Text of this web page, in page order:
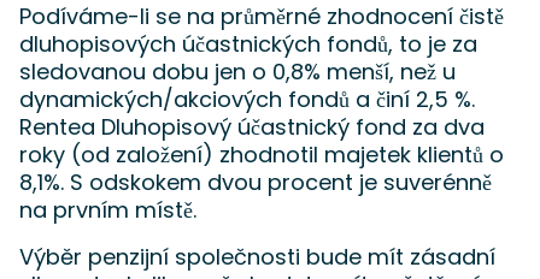
Podíváme-li se na průměrné zhodnocení čistě
dluhopisových účastnických fondů, to je za
sledovanou dobu jen o 0,8% menší, než u
dynamických/akciových fondů a činí 2,5 %.
Rentea Dluhopisový účastnický fond za dva
roky (od založení) zhodnotil majetek klientů o
8,1%. S odskokem dvou procent je suverénně
na prvním místě.
Výběr penzijní společnosti bude mít zásadní